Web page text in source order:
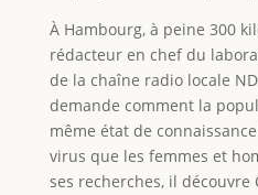
À Hambourg, à peine 300
rédacteur en chef du
de la chaîne radio locale
demande comment la
même état de
virus que les femmes et
ses recherches, il